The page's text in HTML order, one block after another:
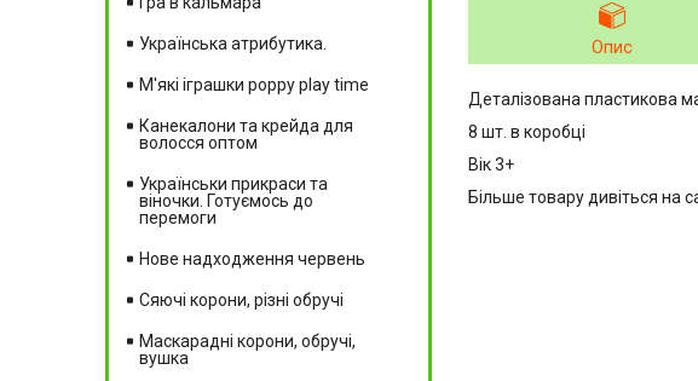
Опис
Деталізована пластикова
8 шт. в коробці
Вік 3+
Більше товару дивіться на
Українська атрибутика.
М'які іграшки poppy play time
Канекалони та крейда для
волосся оптом
Українськи прикраси та
віночки. Готуємось до
перемоги
Нове надходження червень
Сяючі корони, різні обручі
Маскарадні корони, обручі,
вушка